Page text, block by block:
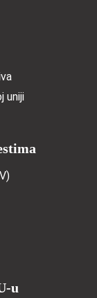
uniji
u